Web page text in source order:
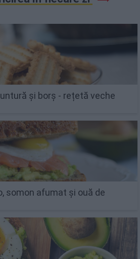
și borș - rețetă veche
somon afumat și ouă de